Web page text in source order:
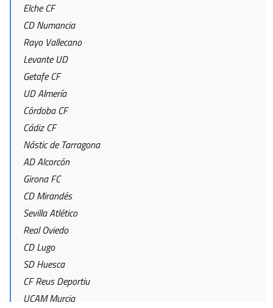
Elche CF
CD Numancia
Rayo Vallecano
Levante UD
Getafe CF
UD Almería
Córdoba CF
Cádiz CF
Nástic de Tarragona
AD Alcorcón
Girona FC
CD Mirandés
Sevilla Atlético
Real Oviedo
CD Lugo
SD Huesca
CF Reus Deportiu
UCAM Murcia